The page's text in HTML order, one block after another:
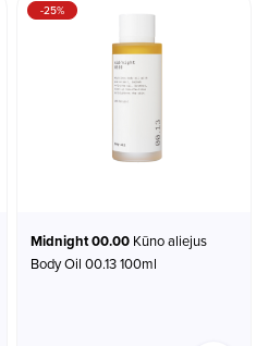
Midnight 00.00
Body Oil 00.13 100ml
-25%